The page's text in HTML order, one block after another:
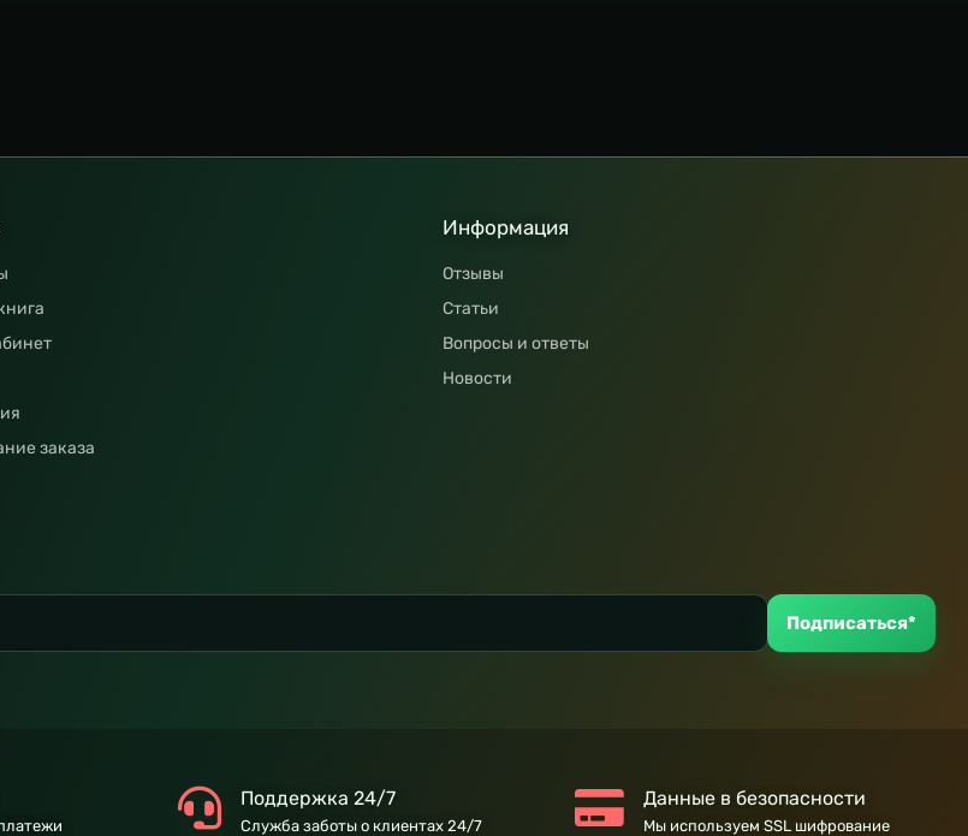
заказа
Информация
Отзывы
Статьи
Вопросы и ответы
Новости
Подписаться*
Поддержка 24/7
Служба заботы о клиентах 24/7
Данные в безопасности
Мы используем SSL шифрование